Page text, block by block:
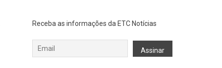
Receba as informações da ETC Notícias